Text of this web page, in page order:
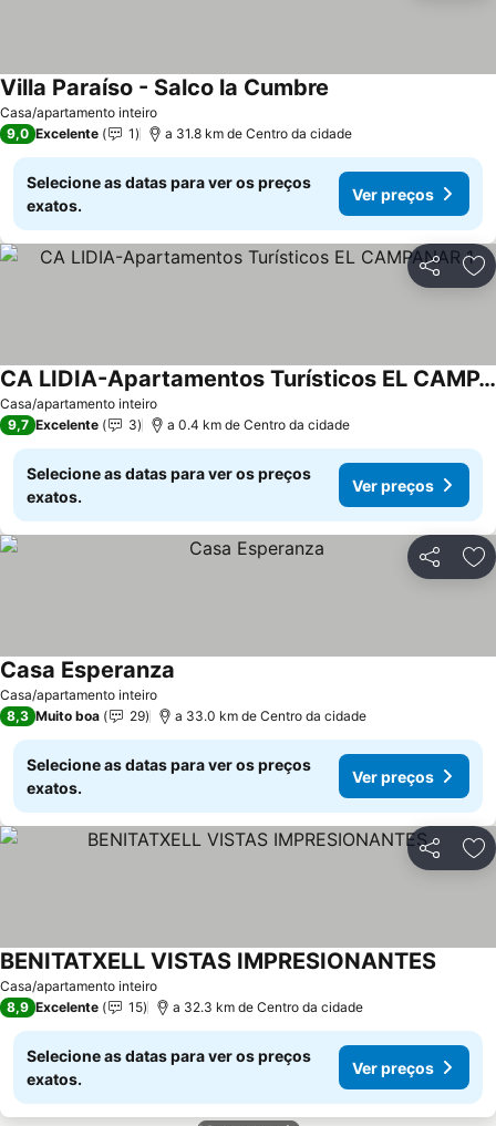
Casa/apartamento inteiro
Villa Paraíso - Salco la Cumbre
9,0 Excelente 1 a 31.8 km de Centro da cidade
Selecione as datas para ver os preços
exatos.
Ver preços
Partilhar
Casa/apartamento inteiro
CA LIDIA-Apartamentos Turísticos EL CAMPANAR 1
9,7 Excelente 3 a 0.4 km de Centro da cidade
Selecione as datas para ver os preços
exatos.
Ver preços
Partilhar
Casa/apartamento inteiro
Casa Esperanza
8,3 Muito boa 29 a 33.0 km de Centro da cidade
Selecione as datas para ver os preços
exatos.
Ver preços
Partilhar
Casa/apartamento inteiro
BENITATXELL VISTAS IMPRESIONANTES
8,9 Excelente 15 a 32.3 km de Centro da cidade
Selecione as datas para ver os preços
exatos.
Ver preços